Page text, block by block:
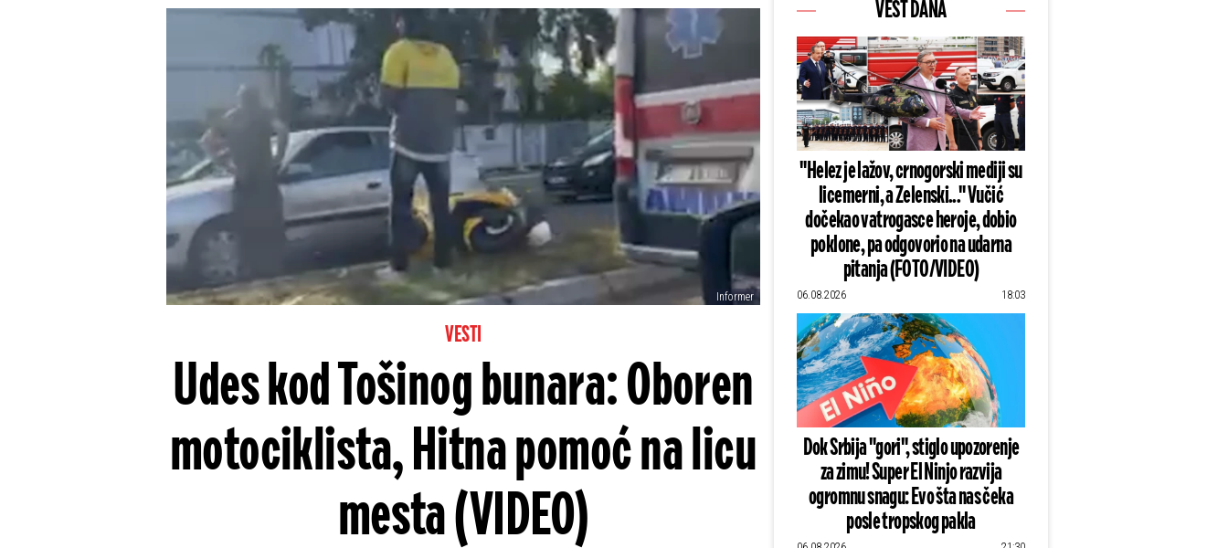
Informer
VESTI
Udes kod Tošinog bunara: Oboren
motociklista, Hitna pomoć na licu
mesta (VIDEO)
VEST DANA
"Helez je lažov, crnogorski mediji su
licemerni, a Zelenski..." Vučić
dočekao vatrogasce heroje, dobio
poklone, pa odgovorio na udarna
pitanja (FOTO/VIDEO)
06.08.2026 18:03
Dok Srbija "gori", stiglo upozorenje
za zimu! Super El Ninjo razvija
ogromnu snagu: Evo šta nas čeka
posle tropskog pakla